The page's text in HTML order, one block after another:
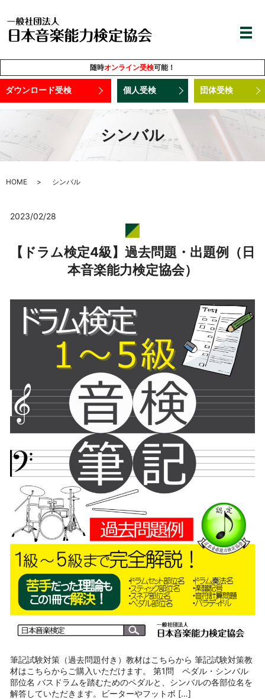
随時オンライン受検可能！
ダウンロード受検 個人受検 団体受検
シンバル
HOME シンバル
2023/02/28
【ドラム検定4級】過去問題・出題例（日
本音楽能力検定協会）
筆記試験対策（過去問題付き）教材はこちらから 筆記試験対策教
材はこちらからご購入いただけます。 第1問 ペダル・シンバル
部位名 バスドラムを踏むためのペダルと、シンバルの各部位名を
解答していただきます。ビーターやフットボ […]